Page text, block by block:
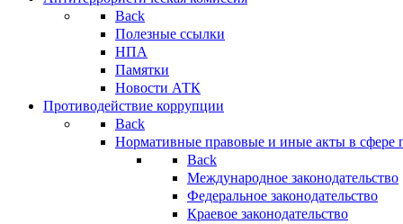
Back
Полезные ссылки
НПА
Памятки
Новости АТК
Противодействие коррупции
Back
Нормативные правовые и иные акты в сфере
Back
Международное законодательство
Федеральное законодательство
Краевое законодательство